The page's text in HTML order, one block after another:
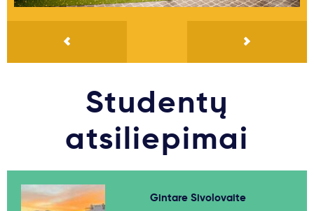
Studentų
atsiliepimai
Gintare Sivolovaite